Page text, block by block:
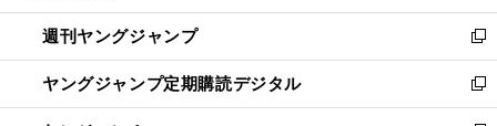
開
く
ウ
で
開
く
ン
ド
ウ
で
開
ウ
ィ
ン
ド
ウ
週刊ヤングジャンプ
新
し
い
ウ
ヤングジャンプ定期購読デジタル
新
し